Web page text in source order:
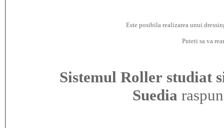
Este posibila realizarea unui
Puteti sa va
Sistemul Roller studiat
Suedia